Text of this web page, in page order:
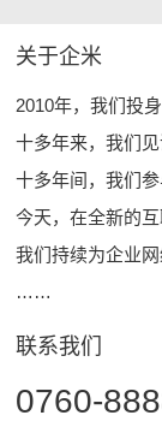
关于企米
2010年，我们投
十多年来，我们
十多年间，我们
今天，在全新的互
我们持续为企业
……
联系我们
0760-